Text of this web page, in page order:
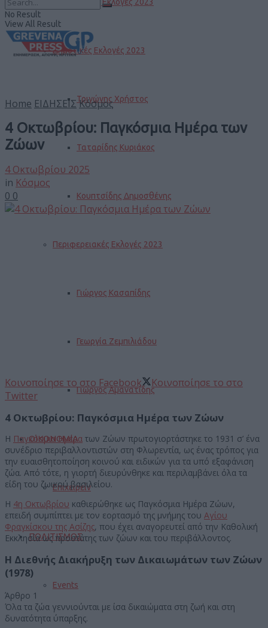
Δημοτικές Εκλογές 2023
Τριγώνης Χρήστος
Ταταρίδης Κυριάκος
Κουπτσίδης Δημοσθένης
Περιφερειακές Εκλογές 2023
Γιώργος Κασαπίδης
Γεωργία Ζεμπιλιάδου
Γιώργος Αμανατίδης
ΟΙΚΟΝΟΜΙΑ
Επιχειρείν
ΠΟΛΙΤΙΣΜΟΣ
Events
No Result
View All Result
Home ΕΙΔΗΣΕΙΣ Κόσμος
4 Οκτωβρίου: Παγκόσμια Ημέρα των
Ζώων
4 Οκτωβρίου 2025
in Κόσμος
0 0
Κοινοποίησε το στο Facebook
Κοινοποίησε το στο
Twitter
4 Οκτωβρίου: Παγκόσμια Ημέρα των Ζώων
Η Παγκόσμια Ημέρα των Ζώων πρωτογιορτάστηκε το 1931 σ’ ένα
συνέδριο περιβαλλοντιστών στη Φλωρεντία, ως ένας τρόπος για
την ευαισθητοποίηση κοινού και ειδικών για τα υπό εξαφάνιση
ζώα. Από τότε, η γιορτή διευρύνθηκε και περιλαμβάνει όλα τα
είδη του ζωικού βασιλείου.
Η 4η Οκτωβρίου καθιερώθηκε ως Παγκόσμια Ημέρα Ζώων,
επειδή συμπίπτει με τον εορτασμό της μνήμης του Αγίου
Φραγκίσκου της Ασίζης, που έχει αναγορευτεί από την Καθολική
Εκκλησία ως προστάτης των ζώων και του περιβάλλοντος.
H Διεθνής Διακήρυξη των Δικαιωμάτων των Ζώων
(1978)
Άρθρο 1
Όλα τα ζώα γεννιούνται με ίσα δικαιώματα στη ζωή και στη
δυνατότητα ύπαρξης.